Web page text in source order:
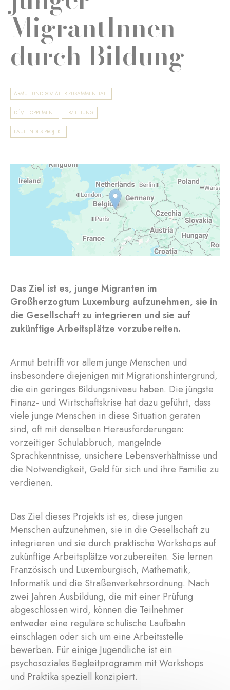
MigrantInnen
durch Bildung
ARMUT UND SOZIALER ZUSAMMENHALT
DÉVELOPPEMENT ERZIEHUNG
LAUFENDES PROJEKT
Das Ziel ist es, junge Migranten im
Großherzogtum Luxemburg aufzunehmen, sie in
die Gesellschaft zu integrieren und sie auf
zukünftige Arbeitsplätze vorzubereiten.
Armut betrifft vor allem junge Menschen und
insbesondere diejenigen mit Migrationshintergrund,
die ein geringes Bildungsniveau haben. Die jüngste
Finanz- und Wirtschaftskrise hat dazu geführt, dass
viele junge Menschen in diese Situation geraten
sind, oft mit denselben Herausforderungen:
vorzeitiger Schulabbruch, mangelnde
Sprachkenntnisse, unsichere Lebensverhältnisse und
die Notwendigkeit, Geld für sich und ihre Familie zu
verdienen.
Das Ziel dieses Projekts ist es, diese jungen
Menschen aufzunehmen, sie in die Gesellschaft zu
integrieren und sie durch praktische Workshops auf
zukünftige Arbeitsplätze vorzubereiten. Sie lernen
Französisch und Luxemburgisch, Mathematik,
Informatik und die Straßenverkehrsordnung. Nach
zwei Jahren Ausbildung, die mit einer Prüfung
abgeschlossen wird, können die Teilnehmer
entweder eine reguläre schulische Laufbahn
einschlagen oder sich um eine Arbeitsstelle
bewerben. Für einige Jugendliche ist ein
psychosoziales Begleitprogramm mit Workshops
und Praktika speziell konzipiert.